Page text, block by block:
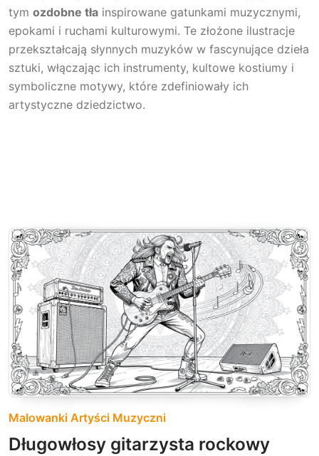
tym ozdobne tła inspirowane gatunkami muzycznymi,
epokami i ruchami kulturowymi. Te złożone ilustracje
przekształcają słynnych muzyków w fascynujące dzieła
sztuki, włączając ich instrumenty, kultowe kostiumy i
symboliczne motywy, które zdefiniowały ich
artystyczne dziedzictwo.
Malowanki Artyści Muzyczni
Długowłosy gitarzysta rockowy